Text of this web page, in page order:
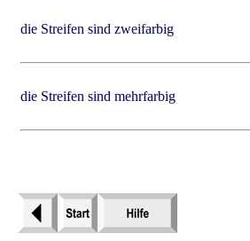
die Streifen sind zweifarbig
die Streifen sind mehrfarbig